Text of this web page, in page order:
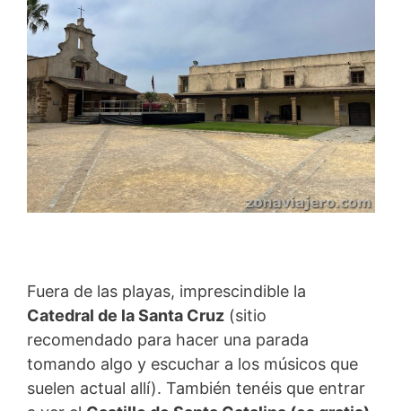
Fuera de las playas, imprescindible la
Catedral de la Santa Cruz (sitio
recomendado para hacer una parada
tomando algo y escuchar a los músicos que
suelen actual allí). También tenéis que entrar